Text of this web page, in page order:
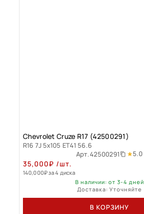
Chevrolet Cruze R17 (42500291)
R16 7J 5x105 ET41 56.6
Арт.42500291 5.0
35,000₽ /шт.
140,000₽за 4 диска
В наличии: от 3-4 дней
Доставка: Уточняйте
В КОРЗИНУ